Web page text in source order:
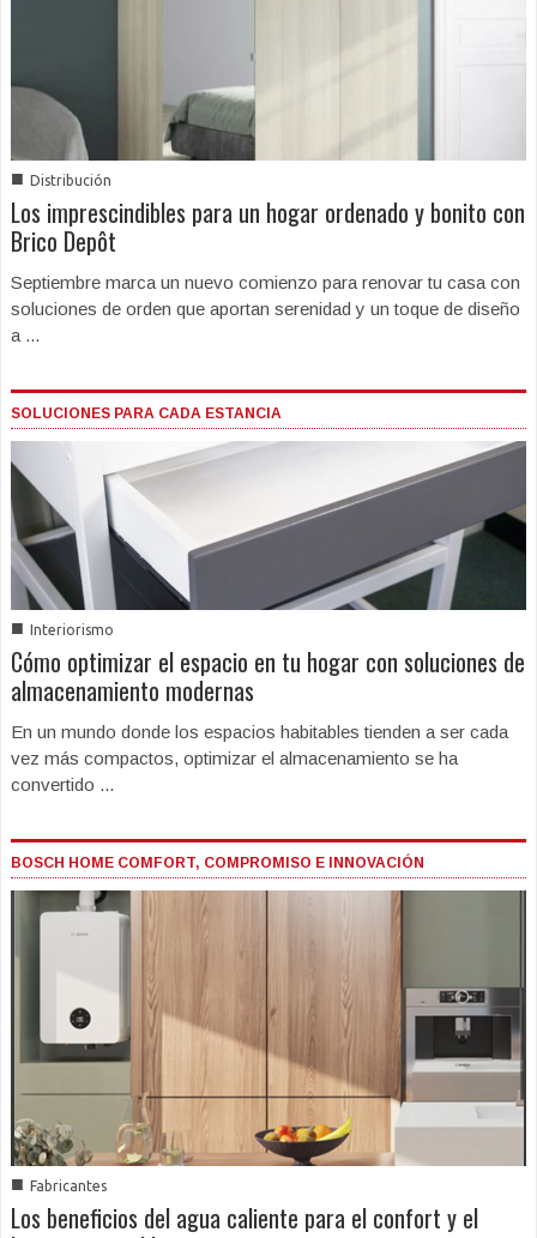
■ Distribución
Los imprescindibles para un hogar ordenado y bonito con
Brico Depôt
Septiembre marca un nuevo comienzo para renovar tu casa con
soluciones de orden que aportan serenidad y un toque de diseño
a ...
SOLUCIONES PARA CADA ESTANCIA
■ Interiorismo
Cómo optimizar el espacio en tu hogar con soluciones de
almacenamiento modernas
En un mundo donde los espacios habitables tienden a ser cada
vez más compactos, optimizar el almacenamiento se ha
convertido ...
BOSCH HOME COMFORT, COMPROMISO E INNOVACIÓN
■ Fabricantes
Los beneficios del agua caliente para el confort y el